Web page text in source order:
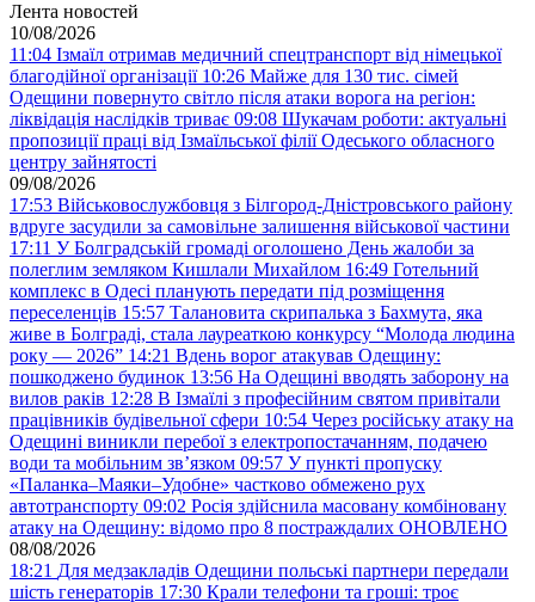
Лента новостей
10/08/2026
11:04 Ізмаїл отримав медичний спецтранспорт від німецької
благодійної організації 10:26 Майже для 130 тис. сімей
Одещини повернуто світло після атаки ворога на регіон:
ліквідація наслідків триває 09:08 Шукачам роботи: актуальні
пропозиції праці від Ізмаїльської філії Одеського обласного
центру зайнятості
09/08/2026
17:53 Військовослужбовця з Білгород-Дністровського району
вдруге засудили за самовільне залишення військової частини
17:11 У Болградській громаді оголошено День жалоби за
полеглим земляком Кишлали Михайлом 16:49 Готельний
комплекс в Одесі планують передати під розміщення
переселенців 15:57 Талановита скрипалька з Бахмута, яка
живе в Болграді, стала лауреаткою конкурсу “Молода людина
року — 2026” 14:21 Вдень ворог атакував Одещину:
пошкоджено будинок 13:56 На Одещині вводять заборону на
вилов раків 12:28 В Ізмаїлі з професійним святом привітали
працівників будівельної сфери 10:54 Через російську атаку на
Одещині виникли перебої з електропостачанням, подачею
води та мобільним звʼязком 09:57 У пункті пропуску
«Паланка–Маяки–Удобне» частково обмежено рух
автотранспорту 09:02 Росія здійснила масовану комбіновану
атаку на Одещину: відомо про 8 постраждалих ОНОВЛЕНО
08/08/2026
18:21 Для медзакладів Одещини польські партнери передали
шість генераторів 17:30 Крали телефони та гроші: троє